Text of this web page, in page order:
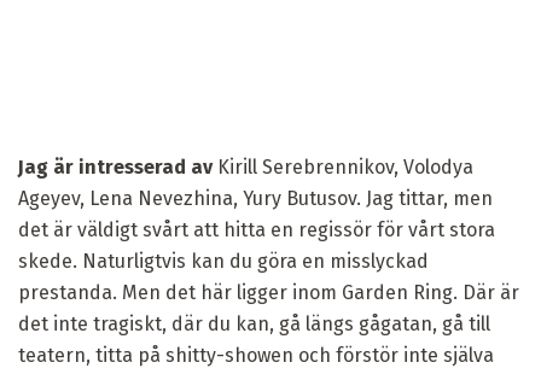
Jag är intresserad avKirill Serebrennikov, Volodya
Ageyev, Lena Nevezhina, Yury Butusov. Jag tittar, men
det är väldigt svårt att hitta en regissör för vårt stora
skede. Naturligtvis kan du göra en misslyckad
prestanda. Men det här ligger inom Garden Ring. Där är
det inte tragiskt, där du kan, gå längs gågatan, gå till
teatern, titta på shitty-showen och förstör inte själva